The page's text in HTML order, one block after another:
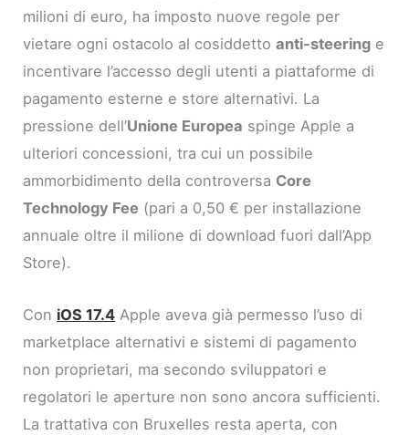
milioni di euro, ha imposto nuove regole per
vietare ogni ostacolo al cosiddettoanti-steering e
incentivare l’accesso degli utenti a piattaforme di
pagamento esterne e store alternativi. La
pressione dell’Unione Europea spinge Apple a
ulteriori concessioni, tra cui un possibile
ammorbidimento della controversa Core
Technology Fee (pari a 0,50 € per installazione
annuale oltre il milione di download fuori dall’App
Store).
Con iOS 17.4 Apple aveva già permesso l’uso di
marketplace alternativi e sistemi di pagamento
non proprietari, ma secondo sviluppatori e
regolatori le aperture non sono ancora sufficienti.
La trattativa con Bruxelles resta aperta, con